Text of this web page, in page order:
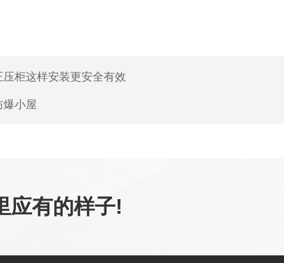
压柜这样安装更安全有效
爆小屋
应有的样子!